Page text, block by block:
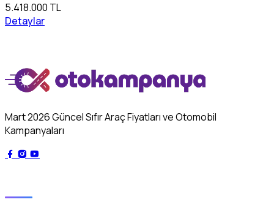
5.418.000 TL
Detaylar
Mart 2026 Güncel Sıfır Araç Fiyatları ve Otomobil
Kampanyaları